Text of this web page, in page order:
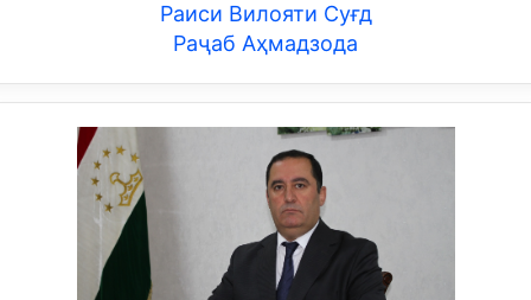
Раиси Вилояти Суғд
Раҷаб Аҳмадзода